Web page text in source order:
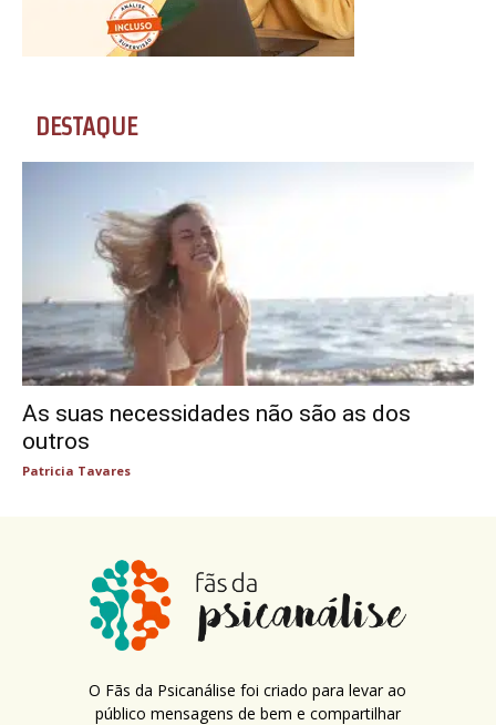
DESTAQUE
As suas necessidades não são as dos
outros
Patricia Tavares
O Fãs da Psicanálise foi criado para levar ao
público mensagens de bem e compartilhar